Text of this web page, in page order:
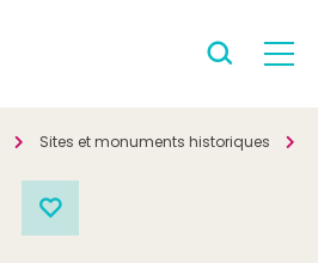
Sites et monuments historiques